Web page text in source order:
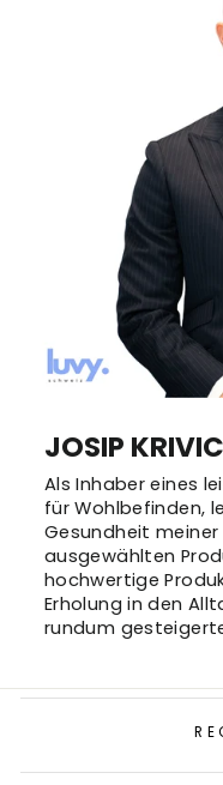
JOSIP
Als Inhaber eines
für Wohlbefinden,
Gesundheit
ausgewählten
hochwertige
Erholung in den
rundum